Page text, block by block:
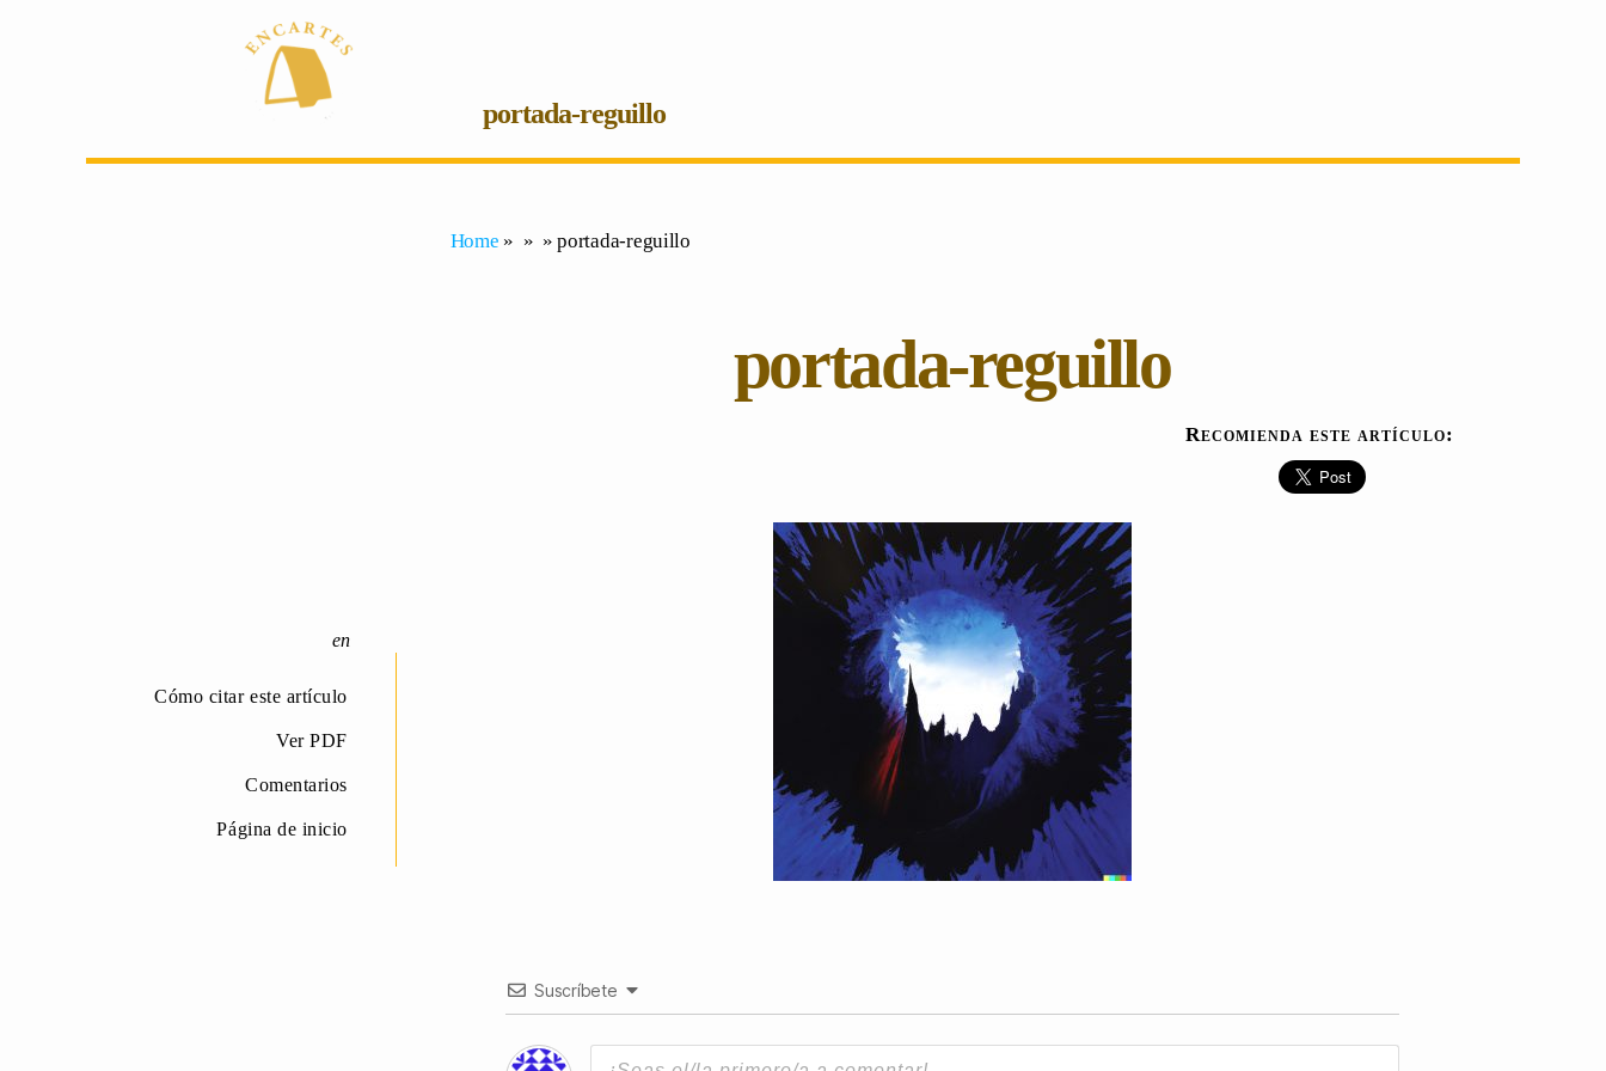
portada-reguillo
Cómo citar este artículo
Ver PDF
Comentarios
Página de inicio
Home » » » portada-reguillo
portada-reguillo
Recomienda este artículo:
Suscríbete